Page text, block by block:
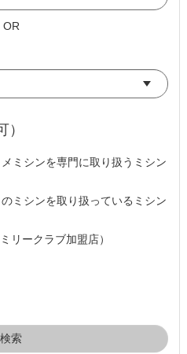
OR
ミシンを専門に取り扱うミシン
ミシンを取り扱っているミシン
リークラブ加盟店）